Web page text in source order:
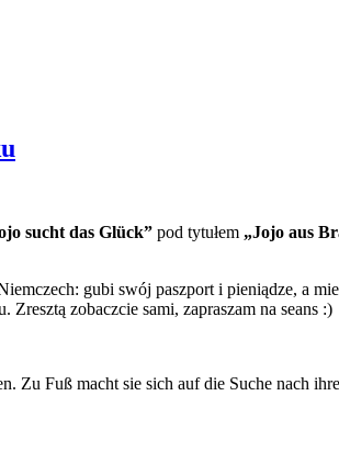
sucht das Glück” pod tytułem „Jojo aus
gubi swój paszport i pieniądze, a
zobaczcie sami, zapraszam na seans :)
Zu Fuß macht sie sich auf die Suche nach